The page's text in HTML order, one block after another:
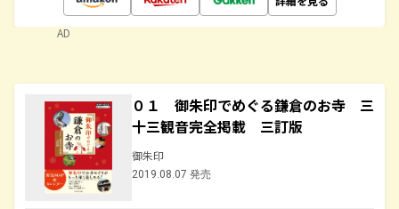
AD
０１ 御朱印でめぐる鎌倉のお寺 三
十三観音完全掲載 三訂版
御朱印
2019.08.07 発売